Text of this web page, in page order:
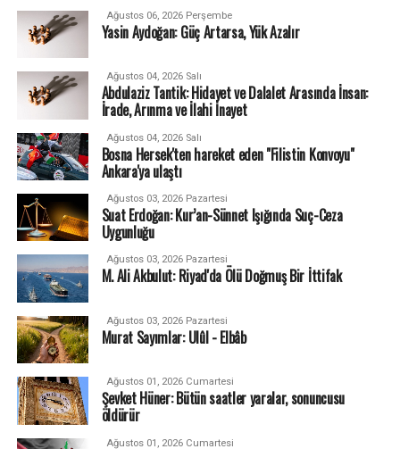
Ağustos 06, 2026 Perşembe
Yasin Aydoğan: Güç Artarsa, Yük Azalır
Ağustos 04, 2026 Salı
Abdulaziz Tantik: Hidayet ve Dalalet Arasında İnsan:
İrade, Arınma ve İlahi İnayet
Ağustos 04, 2026 Salı
Bosna Hersek'ten hareket eden "Filistin Konvoyu"
Ankara'ya ulaştı
Ağustos 03, 2026 Pazartesi
Suat Erdoğan: Kur’an-Sünnet Işığında Suç-Ceza
Uygunluğu
Ağustos 03, 2026 Pazartesi
M. Ali Akbulut: Riyad'da Ölü Doğmuş Bir İttifak
Ağustos 03, 2026 Pazartesi
Murat Sayımlar: Ulûl - Elbâb
Ağustos 01, 2026 Cumartesi
Şevket Hüner: Bütün saatler yaralar, sonuncusu
öldürür
Ağustos 01, 2026 Cumartesi